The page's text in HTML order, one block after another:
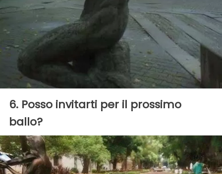
6. Posso invitarti per il prossimo
ballo?